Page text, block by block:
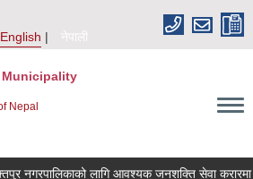
English
नेपाली
Nepal
नगरपालिकाको लागि आवश्यक जनशक्ति सेवा करारमा